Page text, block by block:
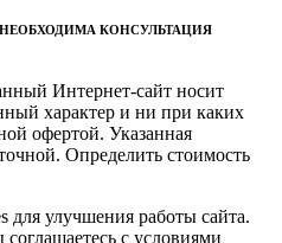
КОНСУЛЬТАЦИЯ
Интернет-сайт носит
характер и ни при каких
офертой. Указанная
Определить стоимость
улучшения работы сайта.
с условиями